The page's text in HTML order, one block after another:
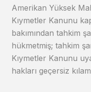
Amerikan Yüksek
Kıymetler Kanunu
bakımından tahkim
hükmetmiş; tahkim
Kıymetler Kanunu
hakları geçersiz